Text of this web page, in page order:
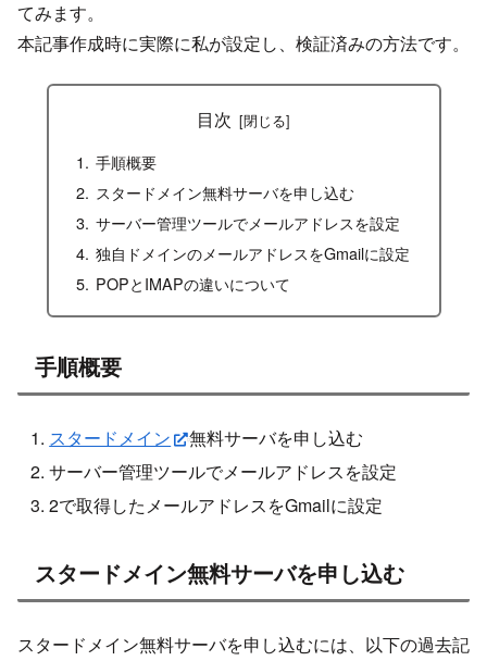
てみます。
本記事作成時に実際に私が設定し、検証済みの方法です。
目次
手順概要
スタードメイン無料サーバを申し込む
サーバー管理ツールでメールアドレスを設定
独自ドメインのメールアドレスをGmailに設定
POPとIMAPの違いについて
手順概要
スタードメイン
無料サーバを申し込む
サーバー管理ツールでメールアドレスを設定
2で取得したメールアドレスをGmailに設定
スタードメイン無料サーバを申し込む
スタードメイン無料サーバを申し込むには、以下の過去記